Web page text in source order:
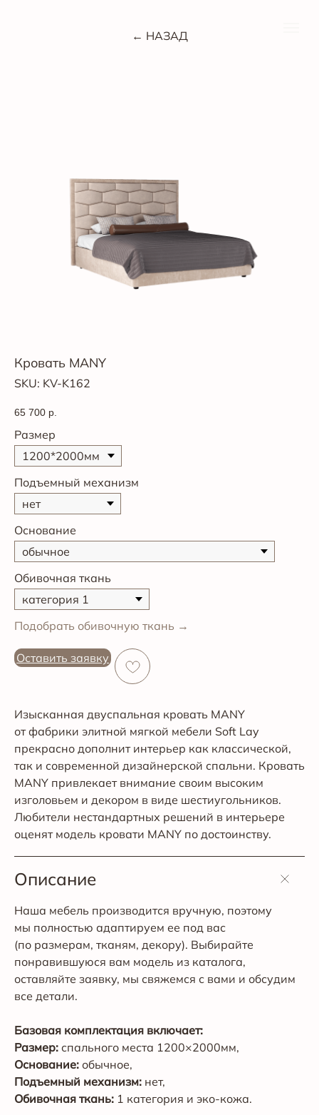
← НАЗАД
Кровать MANY
SKU: KV-K162
65 700 р.
Размер
Подъемный механизм
Основание
Обивочная ткань
Подобрать обивочную ткань →
Оставить заявку
Изысканная двуспальная кровать MANY
от фабрики элитной мягкой мебели Soft Lay
прекрасно дополнит интерьер как классической,
так и современной дизайнерской спальни. Кровать
MANY привлекает внимание своим высоким
изголовьем и декором в виде шестиугольников.
Любители нестандартных решений в интерьере
оценят модель кровати MANY по достоинству.
Описание
Наша мебель производится вручную, поэтому
мы полностью адаптируем ее под вас
(по размерам, тканям, декору). Выбирайте
понравившуюся вам модель из каталога,
оставляйте заявку, мы свяжемся с вами и обсудим
все детали.
Базовая комплектация включает:
Размер: спального места 1200×2000мм,
Основание: обычное,
Подъемный механизм: нет,
Обивочная ткань: 1 категория и эко-кожа.